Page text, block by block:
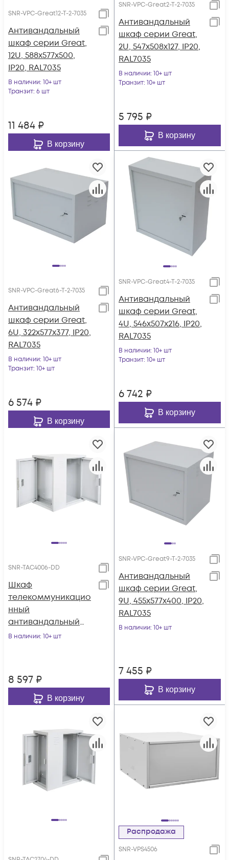
SNR-VPC-Great12-T-2-7035
Антивандальный
шкаф серии Great,
12U, 588х577х500,
IP20, RAL7035
В наличии: 10+ шт
Транзит: 6 шт
11 484 ₽
В корзину
SNR-VPC-Great2-T-2-7035
Антивандальный
шкаф серии Great,
2U, 547х508х127, IP20,
RAL7035
В наличии: 10+ шт
Транзит: 10+ шт
5 795 ₽
В корзину
SNR-VPC-Great6-T-2-7035
Антивандальный
шкаф серии Great,
6U, 322х577х377, IP20,
RAL7035
В наличии: 10+ шт
Транзит: 10+ шт
6 574 ₽
В корзину
SNR-VPC-Great4-T-2-7035
Антивандальный
шкаф серии Great,
4U, 546х507х216, IP20,
RAL7035
В наличии: 10+ шт
Транзит: 10+ шт
6 742 ₽
В корзину
SNR-TAC4006-DD
Шкаф
телекоммуникацио
нный
антивандальный
SNR-TAC4006
В наличии: 10+ шт
8 597 ₽
В корзину
SNR-VPC-Great9-T-2-7035
Антивандальный
шкаф серии Great,
9U, 455х577х400, IP20,
RAL7035
В наличии: 10+ шт
7 455 ₽
В корзину
Распродажа
SNR-VPS4506